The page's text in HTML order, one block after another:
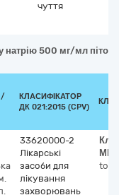
чуття
натрію 500 мг/мл
/
КЛАСИФІКАТОР
ДК 021:2015 (CPV)
33620000-2
Лікарські
засоби для
лікування
захворювань
МНН